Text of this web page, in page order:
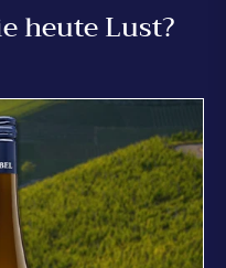
heute Lust?